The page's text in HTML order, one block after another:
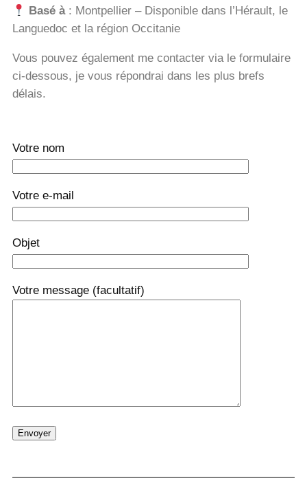
Basé à: Montpellier – Disponible dans l’Hérault, le
Languedoc et la région Occitanie
Vous pouvez également me contacter via le formulaire
ci-dessous, je vous répondrai dans les plus brefs
délais.
Votre nom
Votre e-mail
Objet
Votre message (facultatif)